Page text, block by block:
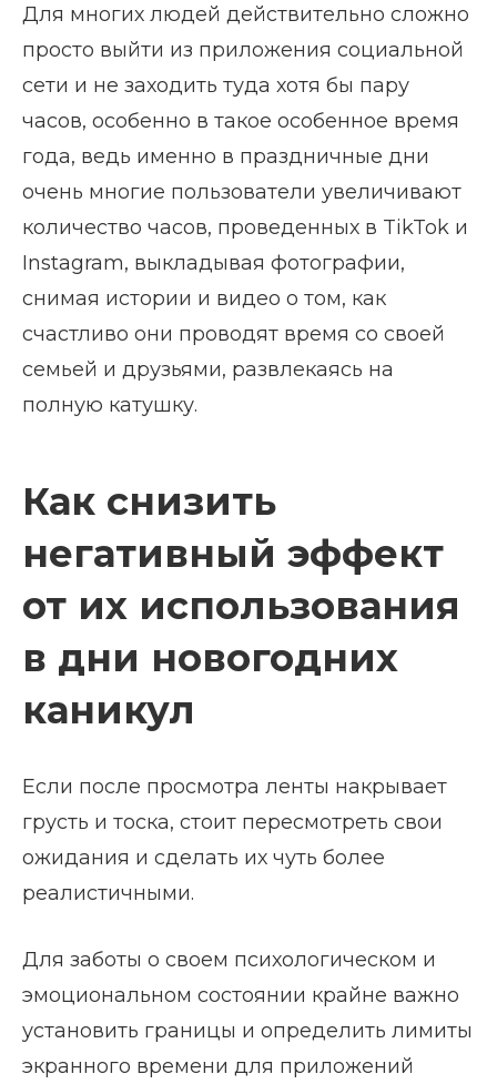
Для многих людей действительно сложно
просто выйти из приложения социальной
сети и не заходить туда хотя бы пару
часов, особенно в такое особенное время
года, ведь именно в праздничные дни
очень многие пользователи увеличивают
количество часов, проведенных в TikTok и
Instagram, выкладывая фотографии,
снимая истории и видео о том, как
счастливо они проводят время со своей
семьей и друзьями, развлекаясь на
полную катушку.
Как снизить
негативный эффект
от их использования
в дни новогодних
каникул
Если после просмотра ленты накрывает
грусть и тоска, стоит пересмотреть свои
ожидания и сделать их чуть более
реалистичными.
Для заботы о своем психологическом и
эмоциональном состоянии крайне важно
установить границы и определить лимиты
экранного времени для приложений